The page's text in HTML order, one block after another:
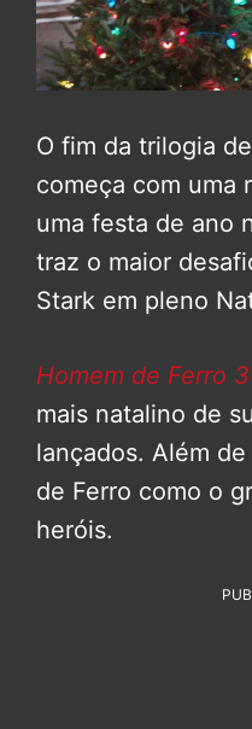
O fim da trilogia
começa com uma
uma festa de ano
traz o maior
Stark em pleno
Homem de Ferro 3
mais natalino de
lançados. Além
de Ferro como o
heróis.